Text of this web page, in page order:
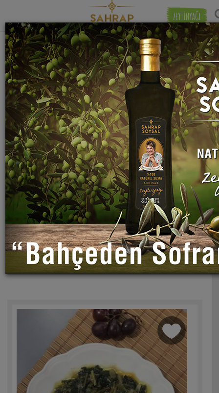
ZEYTİNYAĞI
"yağsız dana kıyma" etiketiyle eşleşen (3)
tarif bulundu.
Eşleşmeye